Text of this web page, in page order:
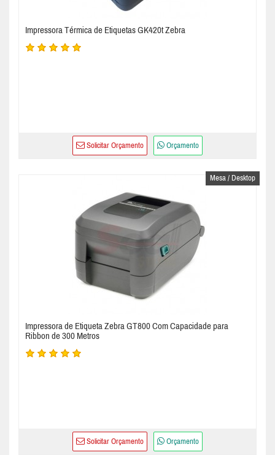
Impressora Térmica de Etiquetas GK420t Zebra
Solicitar Orçamento Orçamento
Mesa / Desktop
Impressora de Etiqueta Zebra GT800 Com Capacidade para
Ribbon de 300 Metros
Solicitar Orçamento Orçamento